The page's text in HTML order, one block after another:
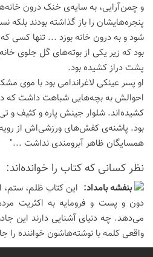
و چمن‌آرایی، به سایه‌ی خنک درون
پنجره‌هایشان را باز گذاشته بودند
شود و به درون خانه بوزد ... تنها کسی
بود که زیر یکی از بوته‌های گل جلوی
پشت دراز کشیده بود.
او پسر عینکی لاغراندامی بود با موی
احوالش به بچه‌هایی شباهت داشت که
کشیده‌اند. شلوار جینش پاره و کثیف و
بود. پاشنه‌ی کفش‌های ورزشی‌اش از رویه
همسایگان ظاهر آبرومندی نداشت ..."
نظر كسانی كه كتاب را خوانده‌اند:
بنفشه بامداد: این کتاب ظلم، ستم،
دون و پست و فرومایه به اکثریت
می‌دهد. چه دنیای آشنایی دارند این
واقعی کلمه با نوشته‌هاشون خواننده را